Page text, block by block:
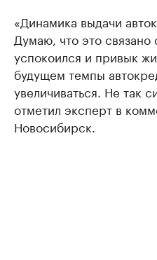
«Динамика выдачи
Думаю, что это связано
успокоился и привык
будущем темпы
увеличиваться. Не так
отметил эксперт в
Новосибирск.